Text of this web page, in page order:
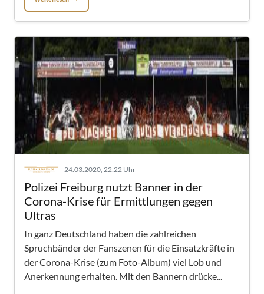
24.03.2020, 22:22 Uhr
Polizei Freiburg nutzt Banner in der
Corona-Krise für Ermittlungen gegen
Ultras
In ganz Deutschland haben die zahlreichen
Spruchbänder der Fanszenen für die Einsatzkräfte in
der Corona-Krise (zum Foto-Album) viel Lob und
Anerkennung erhalten. Mit den Bannern drücke...